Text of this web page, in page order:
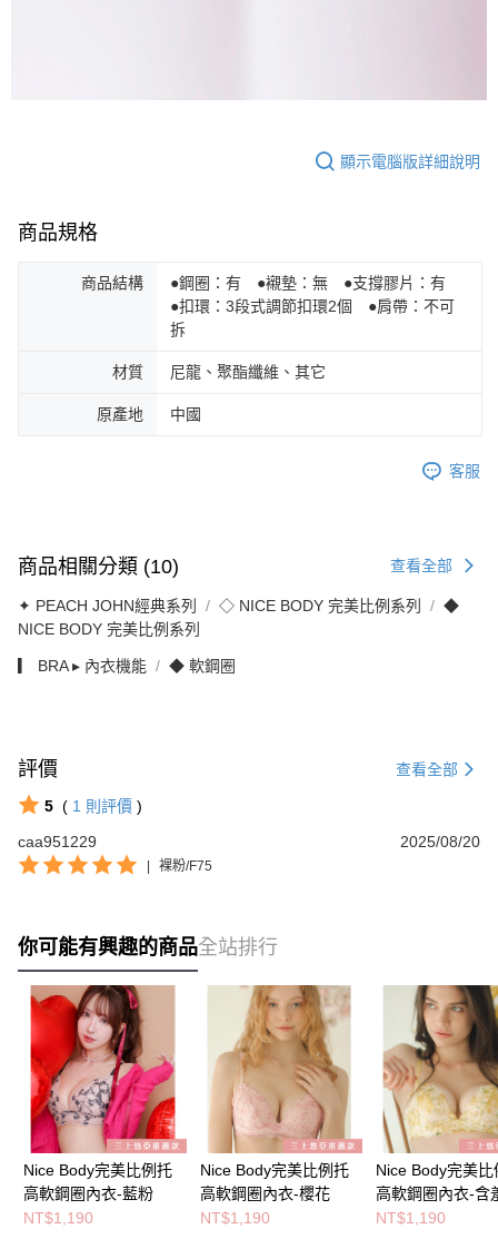
顯示電腦版詳細說明
商品規格
商品結構
●鋼圈：有 ●襯墊：無 ●支撐膠片：有
●扣環：3段式調節扣環2個 ●肩帶：不可
拆
材質 尼龍、聚酯纖維、其它
原產地 中國
客服
商品相關分類 (10) 查看全部
✦ PEACH JOHN經典系列 ◇ NICE BODY 完美比例系列
◆
NICE BODY 完美比例系列
▎ BRA ▸ 內衣機能 ◆ 軟鋼圈
評價 查看全部
5 ( 1 則評價 )
caa951229
2025/08/20
裸粉/F75
你可能有興趣的商品全站排行
Nice Body完美比例托
高軟鋼圈內衣-藍粉
NT$1,190
Nice Body完美比例托
高軟鋼圈內衣-櫻花
NT$1,190
Nice Body完美比
高軟鋼圈內衣-含
NT$1,190